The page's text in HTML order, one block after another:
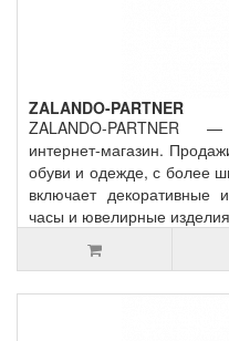
ZALANDO-PARTNER
ZALANDO-PARTNER
интернет-магазин.
обуви и одежде, с более
включает декоративные
часы и ювелирные